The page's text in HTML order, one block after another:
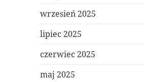
wrzesień 2025
lipiec 2025
czerwiec 2025
maj 2025